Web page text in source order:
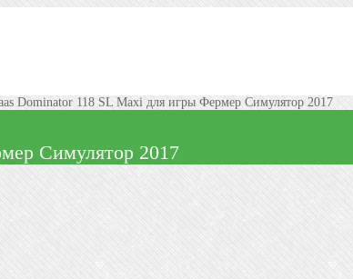
Dominator 118 SL Maxi для игры Фермер Симулятор 2017
Симулятор 2017